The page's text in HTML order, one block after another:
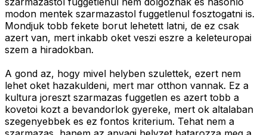
modon mentek szarmazastol fuggetlenul fosztogatni is.
Mondjuk tobb fekete borut lehetett latni, de ez csak
azert van, mert inkabb oket veszi eszre a keleteuropai
szem a hiradokban.
A gond az, hogy mivel helyben szulettek, ezert nem
lehet oket hazakuldeni, mert mar otthon vannak. Ez a
kultura joreszt szarmazas fuggetlen es azert tobb a
kovetoi kozt a bevandorlok gyereke, mert ok altalaban
szegenyebbek es ez fontos kriterium. Tehat nem a